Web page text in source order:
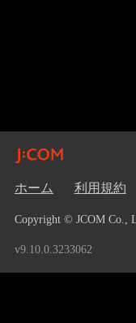
ホーム 利用規約
Copyright © JCOM Co.,
v9.10.0.3233062